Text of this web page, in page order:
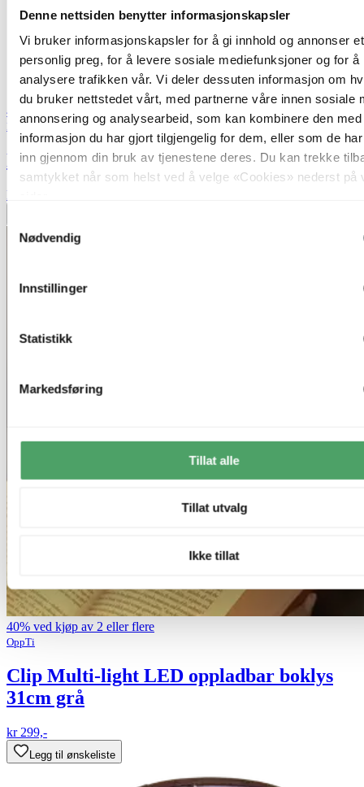
Denne nettsiden benytter informasjonskapsler
Vi bruker informasjonskapsler for å gi innhold og annonser et
personlig preg, for å levere sosiale mediefunksjoner og for å
analysere trafikken vår. Vi deler dessuten informasjon om
du bruker nettstedet vårt, med partnerne våre innen sosiale
annonsering og analysearbeid, som kan kombinere den med
informasjon du har gjort tilgjengelig for dem, eller som de
inn gjennom din bruk av tjenestene deres. Du kan trekke
samtykket når som helst ved å velge «Cookies» nederst på
Nødvendig
Innstillinger
Statistikk
Markedsføring
Tillat alle
Tillat utvalg
Ikke tillat
40% ved kjøp av 2 eller flere
Nova Life
Lina skjerm kipp 19cm natur
kr 199,-
40% ved kjøp av 2 eller flere
OppTi
Clip Multi-light LED oppladbar boklys
31cm grå
kr 299,-
Legg til ønskeliste